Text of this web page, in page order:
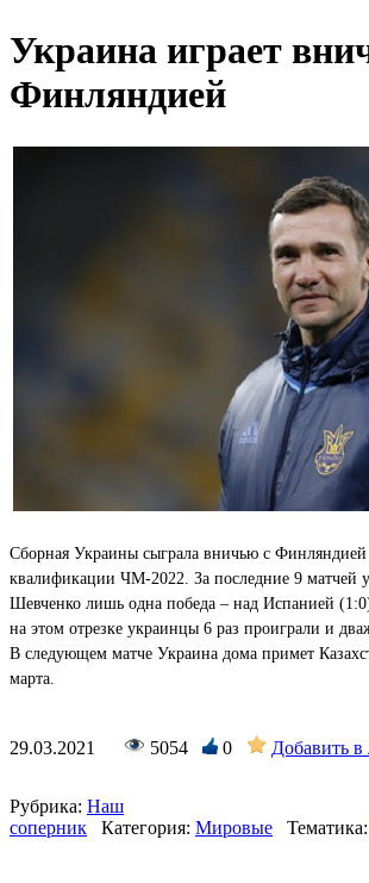
Украина играет
Финляндией
Сборная Украины сыграла вничью с
квалификации ЧМ-2022. За последние 9 матчей
Шевченко лишь одна победа – над Испанией
на этом отрезке украинцы 6 раз проиграли и
В следующем матче Украина дома примет
марта.
29.03.2021 5054 0 Добавить
Рубрика: Наш
соперник
Категория: Мировые Тематика: